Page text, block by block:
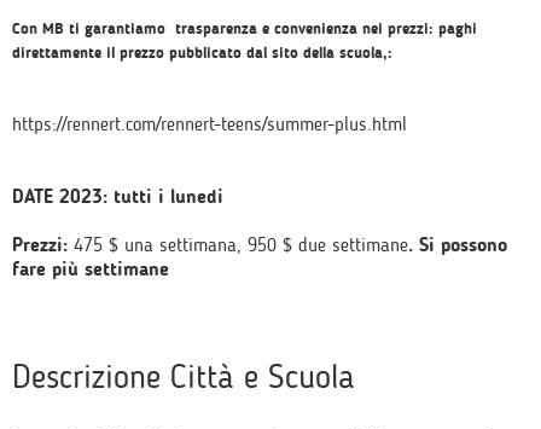
Con MB ti garantiamo trasparenza e convenienza nei prezzi: paghi
direttamente il prezzo pubblicato dal sito della scuola,:
https://rennert.com/rennert-teens/summer-plus.html
DATE 2023: tutti i lunedi
Prezzi: 475 $ una settimana, 950 $ due settimane. Si possono
fare più settimane
Descrizione Città e Scuola